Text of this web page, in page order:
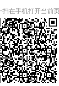
扫在手机打开当前